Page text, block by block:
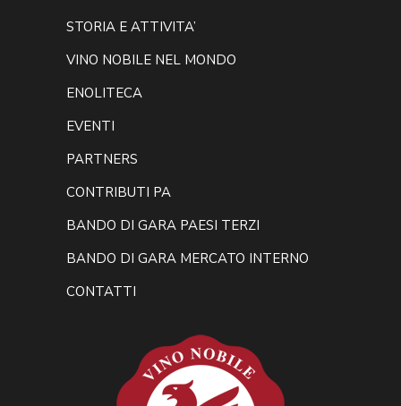
STORIA E ATTIVITA’
VINO NOBILE NEL MONDO
ENOLITECA
EVENTI
PARTNERS
CONTRIBUTI PA
BANDO DI GARA PAESI TERZI
BANDO DI GARA MERCATO INTERNO
CONTATTI